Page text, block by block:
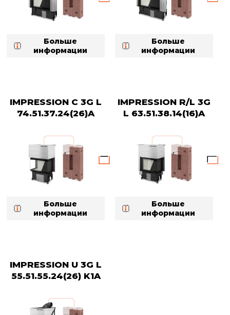
Больше
информации
Больше
информации
IMPRESSION C 3G L
74.51.37.24(26)A
Больше
информации
IMPRESSION R/L 3G
L 63.51.38.14(16)A
Больше
информации
IMPRESSION U 3G L
55.51.55.24(26) K1A